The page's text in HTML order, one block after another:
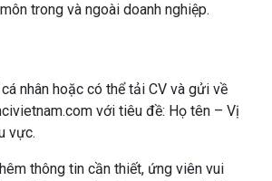
trong và ngoài doanh nghiệp.
nhân hoặc có thể tải CV và gửi về
với tiêu đề: Họ tên – Vị
vực.
thông tin cần thiết, ứng viên vui